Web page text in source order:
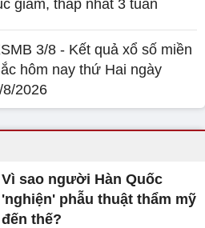
giảm, thấp nhất 3 tuần
3/8 - Kết quả xổ số miền
hôm nay thứ Hai ngày
8/2026
Vì sao người Hàn Quốc
'nghiện' phẫu thuật thẩm mỹ
đến thế?